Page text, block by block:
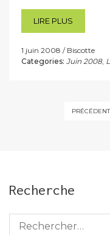
LIRE PLUS
1 juin 2008
Biscotte
Categories: Juin 2008,
PaginationPRÉCÉDENT
Recherche
Rechercher :